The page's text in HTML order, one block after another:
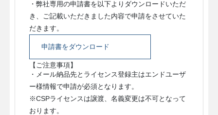
・弊社専用の申請書を以下よりダウンロードいただ
き、ご記載いただきました内容で申請をさせていた
だきます。
申請書をダウンロード
【ご注意事項】
・メール納品先とライセンス登録主はエンドユーザ
ー様情報で申請が必須となります。
※CSPライセンスは譲渡、名義変更は不可となって
おります。